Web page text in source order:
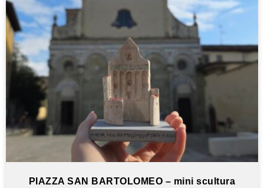
PIAZZA SAN BARTOLOMEO – mini scultura